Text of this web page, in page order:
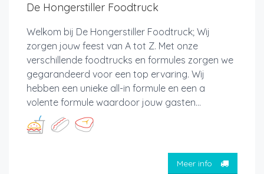
De Hongerstiller Foodtruck
Welkom bij De Hongerstiller Foodtruck; Wij
zorgen jouw feest van A tot Z. Met onze
verschillende foodtrucks en formules zorgen we
gegarandeerd voor een top ervaring. Wij
hebben een unieke all-in formule en een a
volente formule waardoor jouw gasten...
Meer info